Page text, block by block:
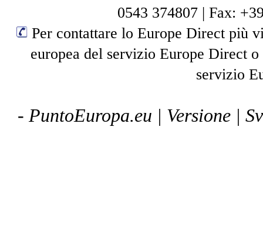
0543 374807 | Fax:
Per contattare lo Europe Direct più
europea del servizio Europe Direct
servizio
- PuntoEuropa.eu | Versione |